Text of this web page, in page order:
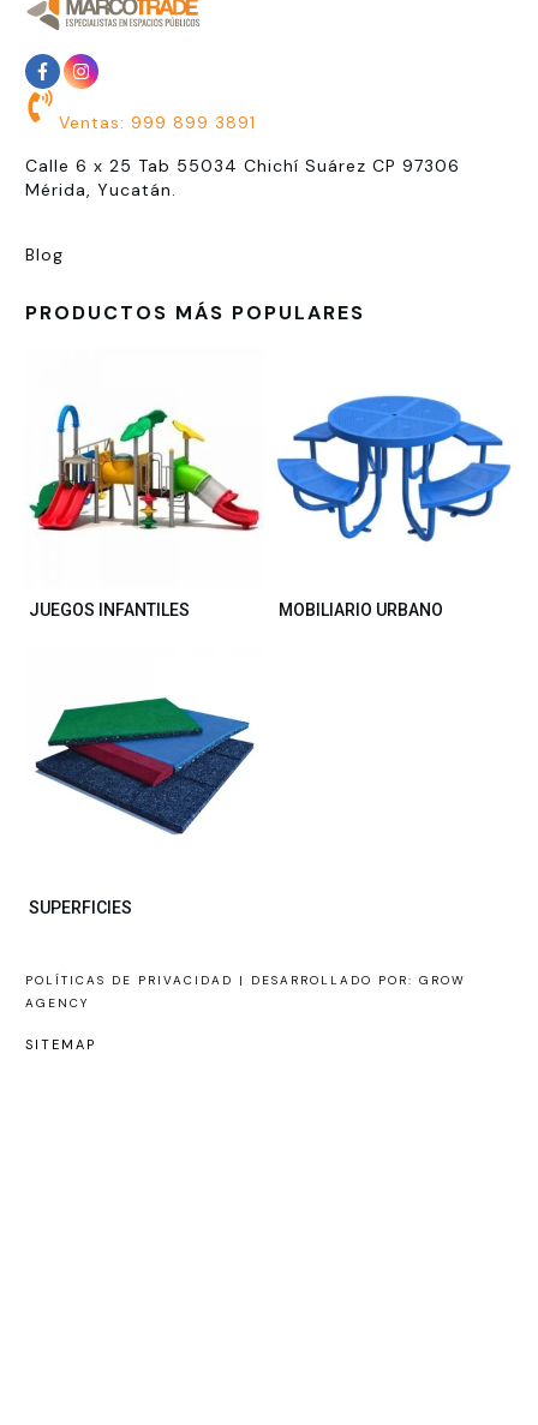
Ventas: 999 899 3891
Calle 6 x 25 Tab 55034 Chichí Suárez CP 97306
Mérida, Yucatán.
Blog
PRODUCTOS MÁS POPULARES
JUEGOS INFANTILES MOBILIARIO URBANO
SUPERFICIES
POLÍTICAS DE PRIVACIDAD |
DESARROLLADO POR: GROW
AGENCY
SITEMAP